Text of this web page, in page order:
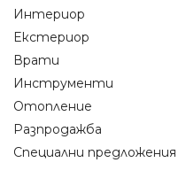
Интериор
Екстериор
Врати
Инструменти
Отопление
Разпродажба
Специални предложения